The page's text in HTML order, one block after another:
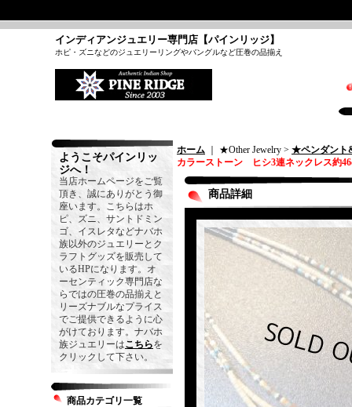
インディアンジュエリー専門店【パインリッジ】
ホピ・ズニなどのジュエリーリングやバングルなど圧巻の品揃え
ようこそパインリッ
ジへ！
当店ホームページをご覧
頂き、誠にありがとう御
座います。こちらはホ
ピ、ズニ、サントドミン
ゴ、イスレタなどナバホ
族以外のジュエリーとク
ラフトグッズを販売して
いるHPになります。オ
ーセンティック専門店な
らではの圧巻の品揃えと
リーズナブルなプライス
でご提供できるように心
がけております。ナバホ
族ジュエリーはこちらを
クリックして下さい。
商品カテゴリ一覧
ホーム ｜ ★Other Jewelry > ★ペンダント
カラーストーン ヒシ3連ネックレス約
商品詳細